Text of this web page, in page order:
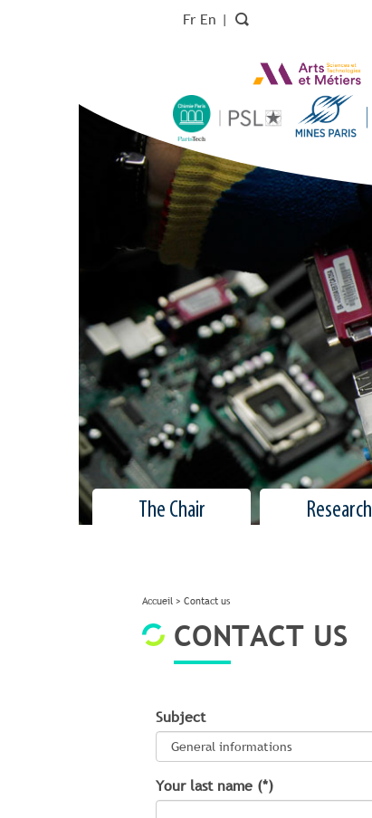
Fr En |
The Chair Research
Accueil> Contact us
CONTACT US
Subject
Your last name (*)